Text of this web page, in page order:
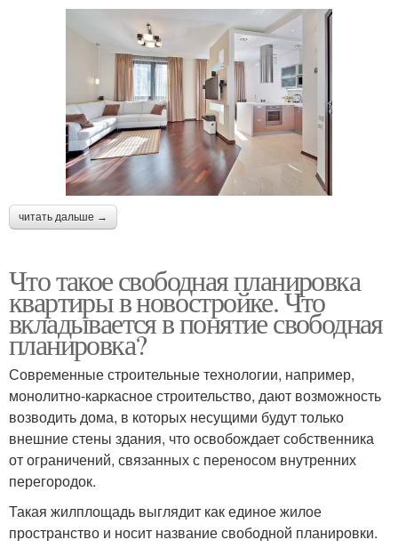
читать дальше →
Что такое свободная планировка
квартиры в новостройке. Что
вкладывается в понятие свободная
планировка?
Современные строительные технологии, например,
монолитно-каркасное строительство, дают возможность
возводить дома, в которых несущими будут только
внешние стены здания, что освобождает собственника
от ограничений, связанных с переносом внутренних
перегородок.
Такая жилплощадь выглядит как единое жилое
пространство и носит название свободной планировки.